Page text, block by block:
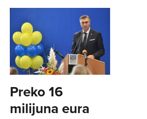
Preko 16
milijuna eura